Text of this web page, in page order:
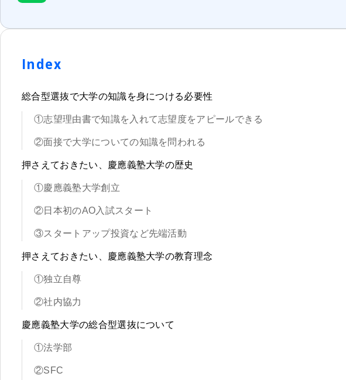
Index
総合型選抜で大学の知識を身につける必要性
①志望理由書で知識を入れて志望度をアピールできる
②面接で大学についての知識を問われる
押さえておきたい、慶應義塾大学の歴史
①慶應義塾大学創立
②日本初のAO入試スタート
③スタートアップ投資など先端活動
押さえておきたい、慶應義塾大学の教育理念
①独立自尊
②社内協力
慶應義塾大学の総合型選抜について
①法学部
②SFC